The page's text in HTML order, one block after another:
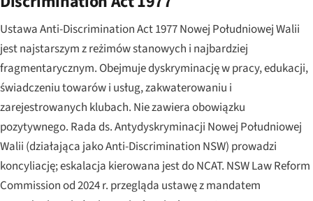
Ustawa Anti-Discrimination Act 1977 Nowej Południowej Walii
jest najstarszym z reżimów stanowych i najbardziej
fragmentarycznym. Obejmuje dyskryminację w pracy, edukacji,
świadczeniu towarów i usług, zakwaterowaniu i
zarejestrowanych klubach. Nie zawiera obowiązku
pozytywnego. Rada ds. Antydyskryminacji Nowej Południowej
Walii (działająca jako Anti-Discrimination NSW) prowadzi
koncyliację; eskalacja kierowana jest do NCAT. NSW Law Reform
Commission od 2024 r. przegląda ustawę z mandatem